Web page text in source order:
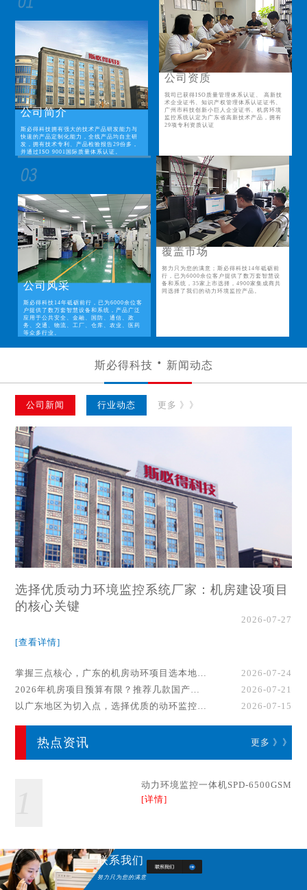
公司简介
斯必得科技拥有强大的技术产品研发能力与
快速的产品定制化能力，全线产品均自主研
发，拥有技术专利、产品检验报告29份多，
并通过ISO 9001国际质量体系认证。
公司资质
我司已获得ISO质量管理体系认证、 高新技
术企业证书、知识产权管理体系认证证书、
广州市科技创新小巨人企业证书、机房环境
监控系统认定为广东省高新技术产品，拥有
29项专利资质认证
公司风采
斯必得科技14年砥砺前行，已为6000余位客
户提供了数万套智慧设备和系统，产品广泛
应用于公共安全、金融、国防、通信、政
务、交通、物流、工厂、仓库、农业、医药
等众多行业。
覆盖市场
努力只为您的满意；斯必得科技14年砥砺前
行，已为6000余位客户提供了数万套智慧设
备和系统，35家上市选择，4900家集成商共
同选择了我们的动力环境监控产品。
斯必得科技 新闻动态
公司新闻 行业动态 更多 》》
选择优质动力环境监控系统厂家：机房建设项目
的核心关键
2026-07-27
[查看详情]
掌握三点核心，广东的机房动环项目选本地厂家事半功倍！
2026-07-24
2026年机房项目预算有限？推荐几款国产动环监控系统品牌
2026-07-21
以广东地区为切入点，选择优质的动环监控系统厂家
2026-07-15
热点资讯 更多 》》
动力环境监控一体机SPD-6500GSM
[详情]
联系我们
努力只为您的满意